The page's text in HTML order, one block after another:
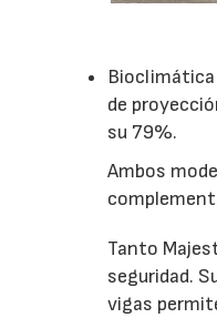
de
su 79%.
Ambos
Tanto
seguridad.
vigas